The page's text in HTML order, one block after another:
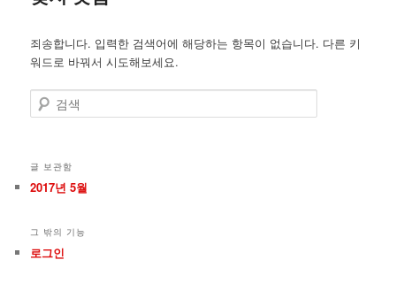
컨
텐
로
뛰
넘
컨
텐
로
뛰
넘
죄송합니다. 입력한 검색어에 해당하는 항목이 없습니다. 다른 키
워드로 바꿔서 시도해보세요.
검
색
글 보관함
2017년 5월
그 밖의 기능
로그인